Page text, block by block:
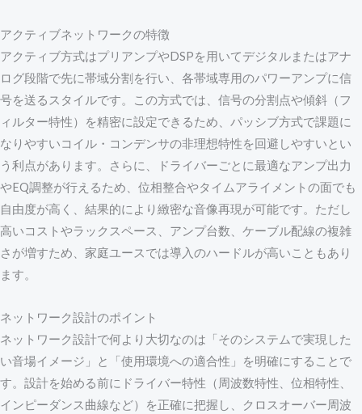
アクティブネットワークの特徴
アクティブ方式はプリアンプやDSPを用いてデジタルまたはアナ
ログ段階で先に帯域分割を行い、各帯域専用のパワーアンプに信
号を送るスタイルです。この方式では、信号の分割点や傾斜（フ
ィルター特性）を精密に設定できるため、パッシブ方式で課題に
なりやすいコイル・コンデンサの非理想特性を回避しやすいとい
う利点があります。さらに、ドライバーごとに最適なアンプ出力
やEQ調整が行えるため、位相整合やタイムアライメントの面でも
自由度が高く、結果的により緻密な音像再現が可能です。ただし
高いコストやラックスペース、アンプ台数、ケーブル配線の複雑
さが増すため、家庭ユースでは導入のハードルが高いこともあり
ます。
ネットワーク設計のポイント
ネットワーク設計で何より大切なのは「そのシステムで実現した
い音場イメージ」と「使用環境への適合性」を明確にすることで
す。設計を始める前にドライバー特性（周波数特性、位相特性、
インピーダンス曲線など）を正確に把握し、クロスオーバー周波